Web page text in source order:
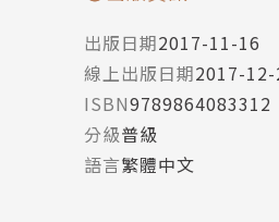
出版日期2017-11-16
線上出版日期2017-12-
ISBN9789864083312
分級普級
語言繁體中文